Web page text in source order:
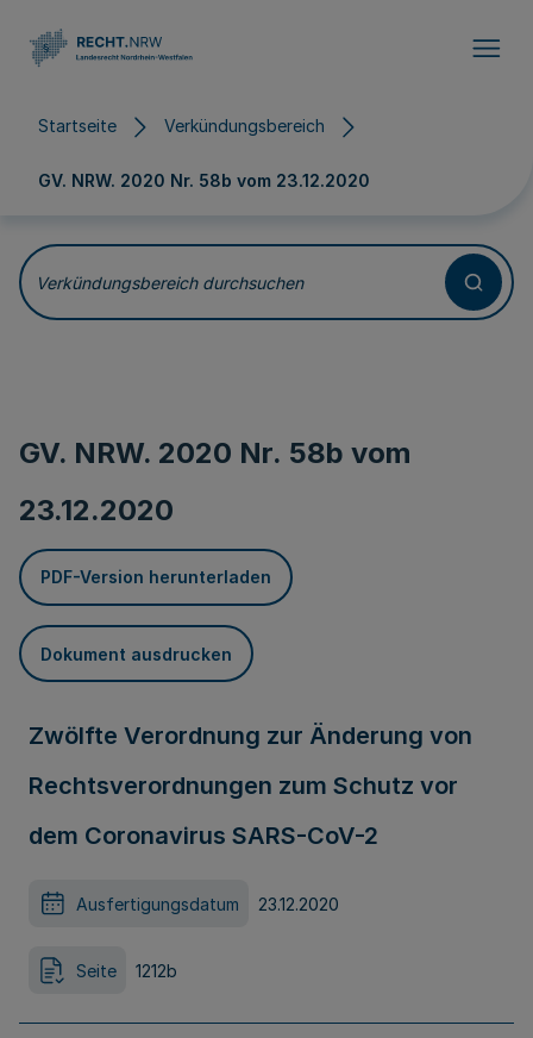
Startseite Verkündungsbereich
GV. NRW. 2020 Nr. 58b vom 23.12.2020
Verkündungsbereich durchsuchen
GV. NRW. 2020 Nr. 58b vom
23.12.2020
PDF-Version herunterladen
Dokument ausdrucken
Zwölfte Verordnung zur Änderung von
Rechtsverordnungen zum Schutz vor
dem Coronavirus SARS-CoV-2
Ausfertigungsdatum 23.12.2020
Seite 1212b